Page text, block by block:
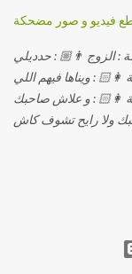
فيديو و صور مضحكة
: الزوج 👨🏼 : حدديلي
: ويناها فيهم اللي
👩🏻 : و علاش صاحبك
ولا رايح تشوف كاش
👩🏻 : فالح غير في